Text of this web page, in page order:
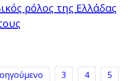
ρόλος της Ελλάδας
3 4
5